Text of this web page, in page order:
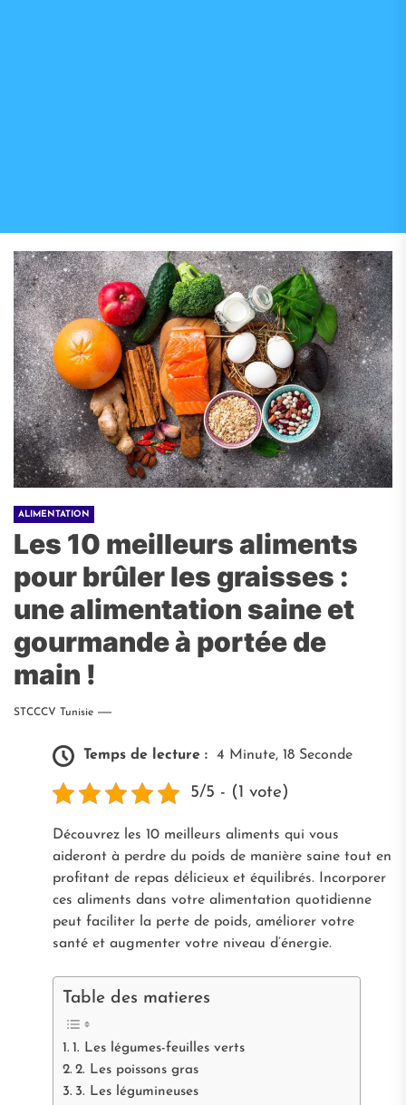
ALIMENTATION
Les 10 meilleurs aliments
pour brûler les graisses :
une alimentation saine et
gourmande à portée de
main !
STCCCV Tunisie
Temps de lecture : 4 Minute, 18 Seconde
5/5 - (1 vote)
Découvrez les 10 meilleurs aliments qui vous
aideront à perdre du poids de manière saine tout en
profitant de repas délicieux et équilibrés. Incorporer
ces aliments dans votre alimentation quotidienne
peut faciliter la perte de poids, améliorer votre
santé et augmenter votre niveau d’énergie.
Table des matieres
1. Les légumes-feuilles verts
2. Les poissons gras
3. Les légumineuses